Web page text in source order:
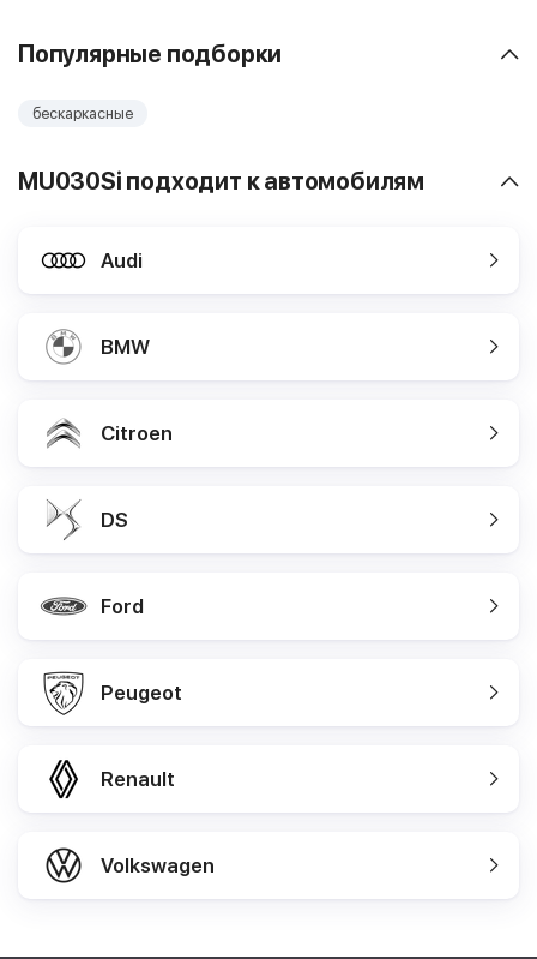
Популярные подборки
бескаркасные
MU030Si подходит к автомобилям
Audi
BMW
Citroen
DS
Ford
Peugeot
Renault
Volkswagen